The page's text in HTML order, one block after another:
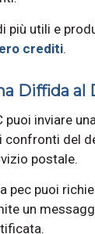
più utili e
crediti.
Diffida al
puoi inviare
confronti del
postale.
pec puoi
un